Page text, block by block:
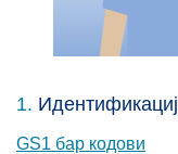
1.
GS1 бар кодови